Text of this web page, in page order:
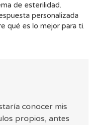
de esterilidad.
personalizada
qué es lo mejor para ti.
conocer mis
propios, antes